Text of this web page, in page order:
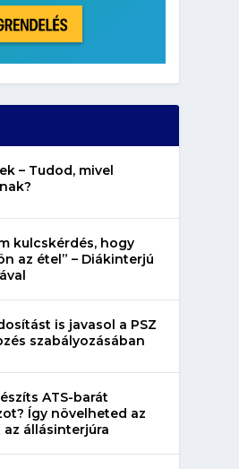
– Tudod, mivel
kulcskérdés, hogy
az étel” – Diákinterjú
is javasol a PSZ
szabályozásában
ATS-barát
Így növelheted az
az állásinterjúra